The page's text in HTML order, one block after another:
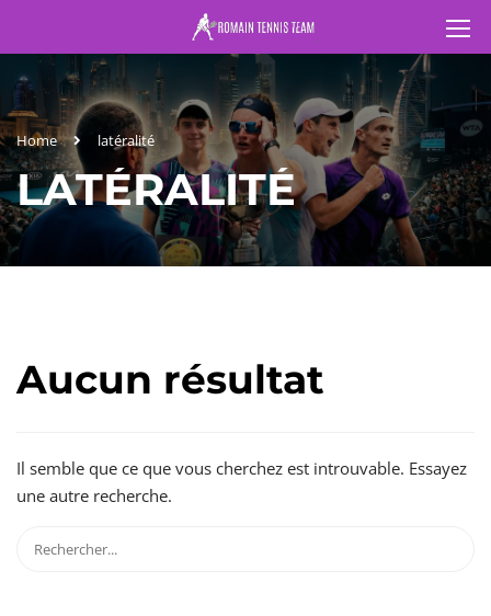
Home latéralité
LATÉRALITÉ
Aucun résultat
Il semble que ce que vous cherchez est introuvable. Essayez
une autre recherche.